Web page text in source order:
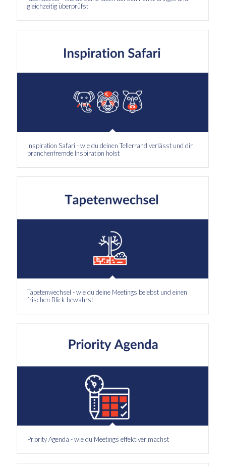
gleichzeitig überprüfst
Inspiration Safari - wie du deinen Tellerrand verlässt und dir
branchenfremde Inspiration holst
Tapetenwechsel - wie du deine Meetings belebst und einen
frischen Blick bewahrst
Priority Agenda - wie du Meetings effektiver machst